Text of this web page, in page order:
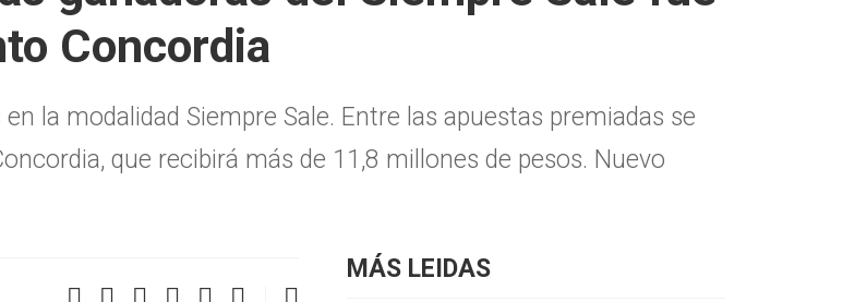
Concordia
la modalidad Siempre Sale. Entre las apuestas premiadas se
que recibirá más de 11,8 millones de pesos. Nuevo
MÁS LEIDAS